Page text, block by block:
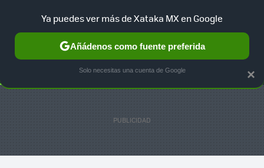
SELECCIÓN GAMING HOME AUTO TERRITORIO
×
Ya puedes ver más de Xataka MX en Google
Añádenos como fuente preferida
Solo necesitas una cuenta de Google